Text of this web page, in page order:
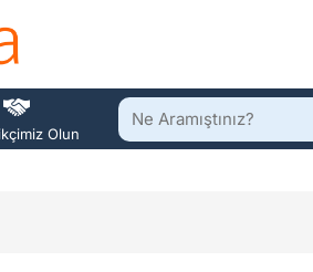
Olun
Ne
Aramıştınız?